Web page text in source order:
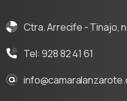
Ctra. Arrecife - Tinajo,
Tel: 928 82 41 61